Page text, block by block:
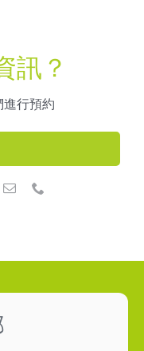
訊？
行預約